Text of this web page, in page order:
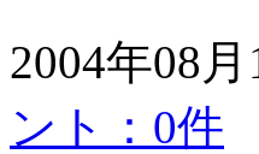
2004年08
ント：0件